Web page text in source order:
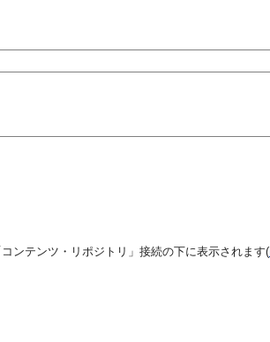
ンテンツ・リポジトリ」接続の下に表示されます(